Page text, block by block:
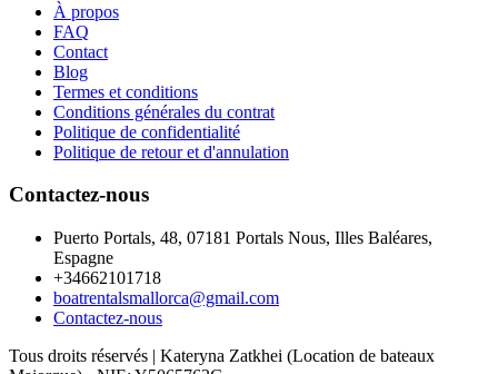
À propos
FAQ
Contact
Blog
Termes et conditions
Conditions générales du contrat
Politique de confidentialité
Politique de retour et d'annulation
Contactez-nous
Puerto Portals, 48, 07181 Portals Nous, Illes Baléares,
Espagne
+34662101718
boatrentalsmallorca@gmail.com
Contactez-nous
Tous droits réservés | Kateryna Zatkhei (Location de bateaux